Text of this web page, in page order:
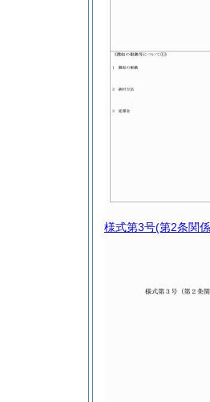
様式第3号(第2条関